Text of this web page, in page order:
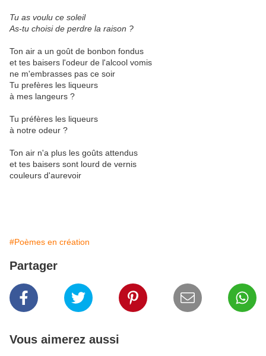
Tu as voulu ce soleil
As-tu choisi de perdre la raison ?
Ton air a un goût de bonbon fondus
et tes baisers l'odeur de l'alcool vomis
ne m'embrasses pas ce soir
Tu prefères les liqueurs
à mes langeurs ?
Tu préfères les liqueurs
à notre odeur ?
Ton air n'a plus les goûts attendus
et tes baisers sont lourd de vernis
couleurs d'aurevoir
#Poèmes en création
Partager
Vous aimerez aussi